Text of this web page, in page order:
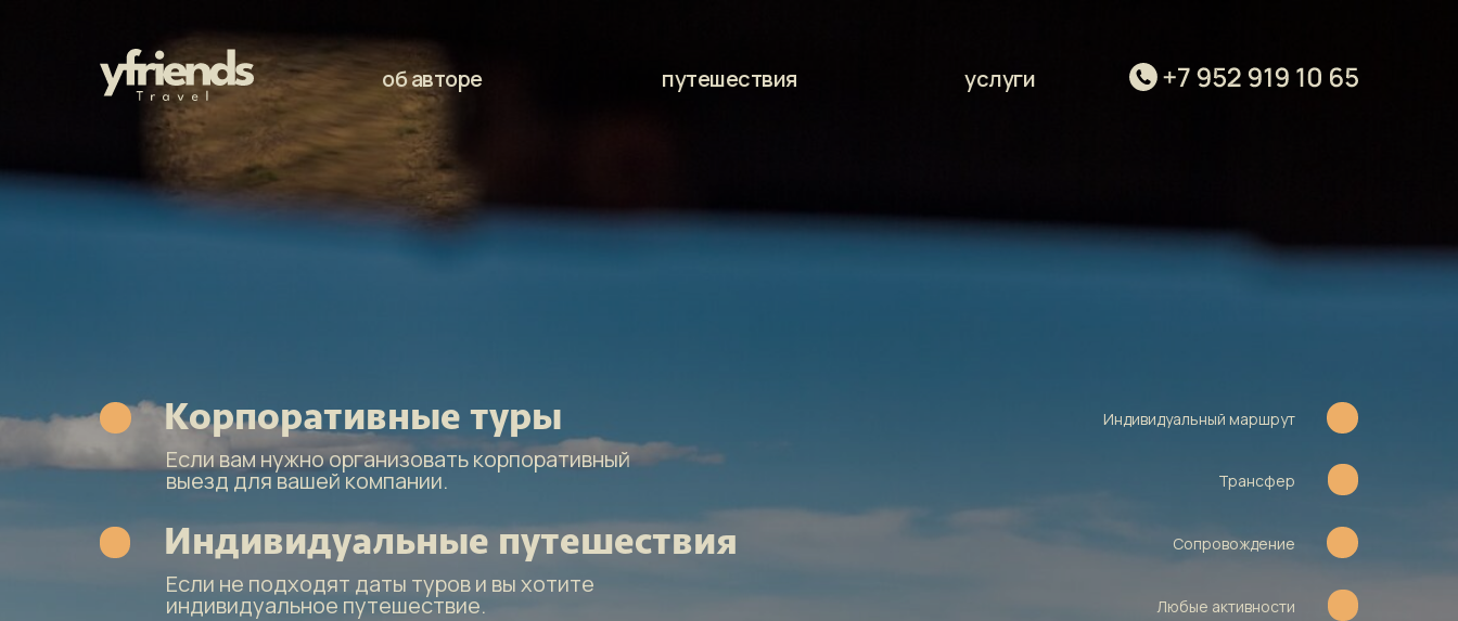
об авторе путешествия услуги
Корпоративные туры
Индивидуальные путешествия
Если вам нужно организовать корпоративный
выезд для вашей компании.
Если не подходят даты туров и вы хотите
индивидуальное путешествие.
Трансфер
Индивидуальный маршрут
Сопровождение
Любые активности